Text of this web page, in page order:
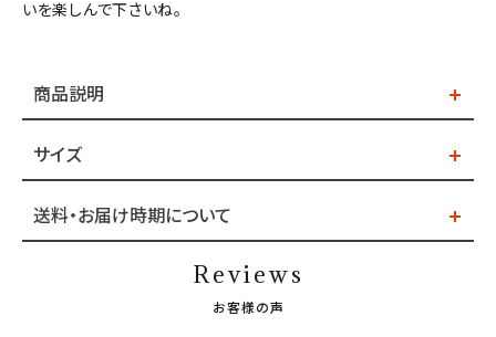
いを楽しんで下さいね。
商品説明
サイズ
送料・お届け時期について
Reviews
お客様の声